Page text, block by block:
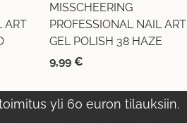
ART
MISSCHEERING
PROFESSIONAL NAIL ART
GEL POLISH 38 HAZE
9,99 €
yli 60 euron tilauksiin.